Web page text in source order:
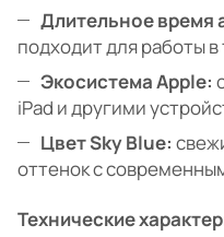
Длительное время
подходит для работы
Экосистема Apple:
iPad и другими
Цвет Sky Blue:
оттенок с
Технические